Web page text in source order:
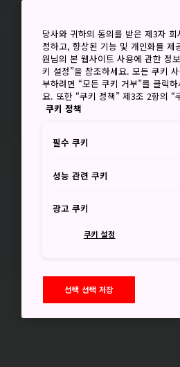
당사와 귀하의 동의를 받은 제3자
정하고, 향상된 기능 및 개인화를 제
원님의 본 웹사이트 사용에 관한 정
키 설정”을 참조하세요. 모든 쿠키
부하려면 “모든 쿠키 거부”를 클릭
요. 또한 “쿠키 정책” 제3조 2항의 “
쿠키 정책
필수 쿠키
성능 관련 쿠키
광고 쿠키
쿠키 설정
선택 선택 저장